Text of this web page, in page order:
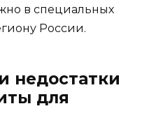
в специальных
России.
недостатки
для